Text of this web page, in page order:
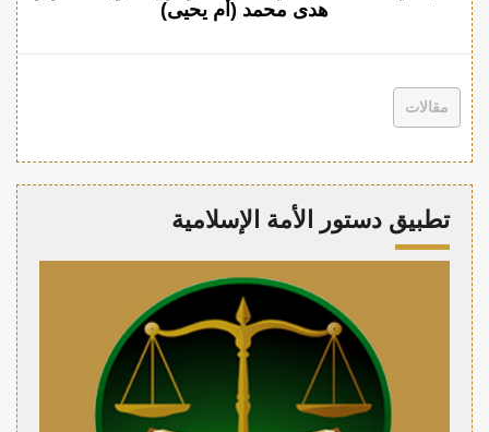
هدى محمد (أم يحيى)
مقالات
تطبيق دستور الأمة الإسلامية